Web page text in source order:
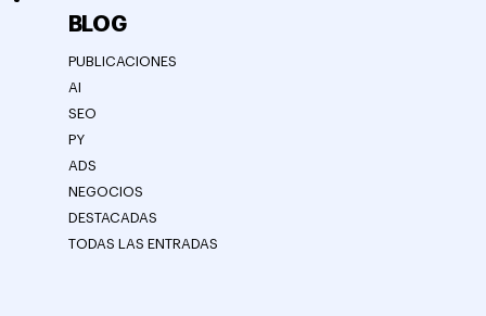
BLOG
PUBLICACIONES
AI
SEO
PY
ADS
NEGOCIOS
DESTACADAS
TODAS LAS ENTRADAS